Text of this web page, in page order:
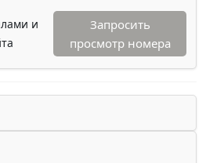
и
Запросить
просмотр номера